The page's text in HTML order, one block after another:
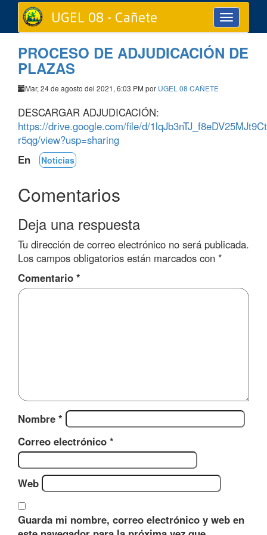
Toggle
navigation
UGEL 08 - Cañete
PROCESO DE ADJUDICACIÓN DE
PLAZAS
Mar, 24 de agosto del 2021, 6:03 PM por UGEL 08 CAÑETE
DESCARGAR ADJUDICACIÓN:
https://drive.google.com/file/d/
r5qg/view?usp=sharing
En
Noticias
Comentarios
Deja una respuesta
Tu dirección de correo electrónico no será publicada.
Los campos obligatorios están marcados con *
Comentario *
Nombre *
Correo electrónico *
Web
Guarda mi nombre, correo electrónico y web en